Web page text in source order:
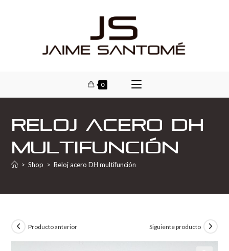
0
Reloj acero DH
multifunción
> Shop > Reloj acero DH multifunción
Producto anterior Siguiente producto